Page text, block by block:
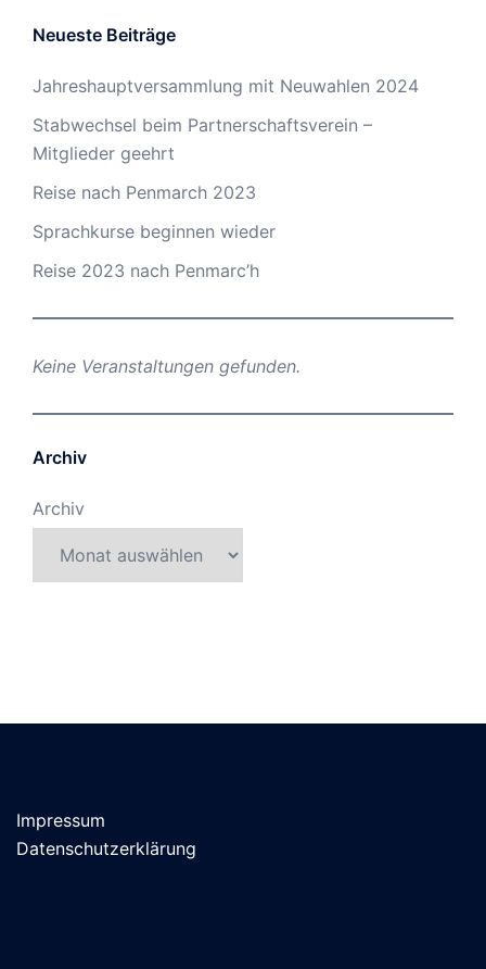
Neueste Beiträge
Jahreshauptversammlung mit Neuwahlen 2024
Stabwechsel beim Partnerschaftsverein –
Mitglieder geehrt
Reise nach Penmarch 2023
Sprachkurse beginnen wieder
Reise 2023 nach Penmarc’h
Keine Veranstaltungen gefunden.
Archiv
Archiv
Impressum
Datenschutzerklärung